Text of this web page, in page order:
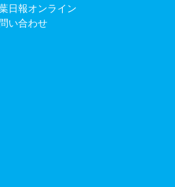
日報オンライン
い合わせ